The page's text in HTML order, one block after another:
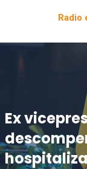
Radio
Ex